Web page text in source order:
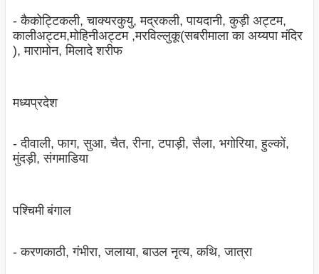
- कैकोट्टिकली, चाक्‍यरकुयु, मद्रकली, पायदानी, कुड़ी अट्टम,
कालीअट्टम,मोहिनीअट्टम ,मरविल्लुकू(सबरीमाला का अय्यपा मंदिर
), मारामोन, मिलादे शरीफ
मध्‍यप्रदेश
- दीवाली, फाग, सुआ, चैत, रीना, टपाड़ी, सैला, भगोरिया, हुल्‍कों,
मुंदड़ी, संगमाडिया
पश्चिमी बंगाल
- करणकाठी, गंभीरा, जलाया, बाउल नृत्‍य, कथि, जात्रा